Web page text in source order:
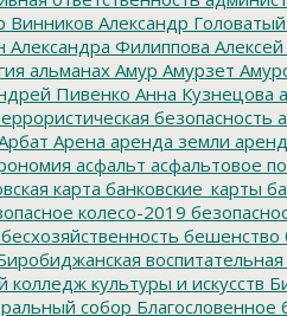
Винников Александр Головатый
Александра Филиппова
альманах Амур Амурзет
Пивенко Анна Кузнецова
безопасность
Арена аренда земли
асфальт асфальтовое
карта банковские_карты
колесо-2019
бесхозяйственность бешенство
культуры и искусств
собор Благословенное